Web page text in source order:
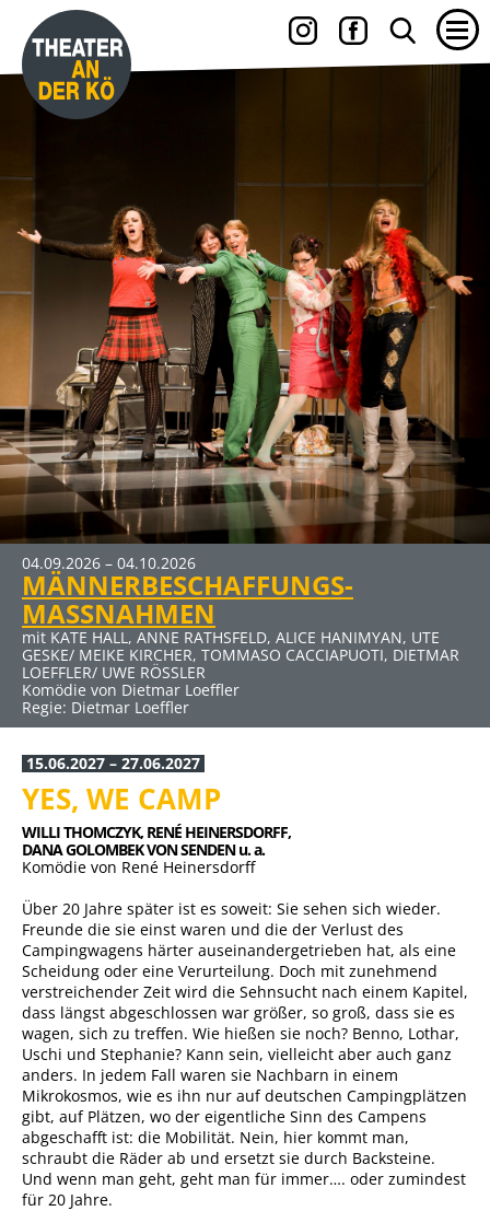
04.09.2026 – 04.10.2026
MÄNNERBESCHAFFUNGS-
MASSNAHMEN
mit KATE HALL, ANNE RATHSFELD, ALICE HANIMYAN, UTE
GESKE/ MEIKE KIRCHER, TOMMASO CACCIAPUOTI, DIETMAR
LOEFFLER/ UWE RÖSSLER
Komödie von Dietmar Loeffler
Regie: Dietmar Loeffler
09.10.2026 – 15.11.2026
DER RAUSCH
mit JENS HAJEK, RON SPIEẞ, DIRK EMMERT u. a.
Komödie von Thomas Vinterberg und Claus Flygare
27.11.2026 – 10.01.2027
ERBE GUT-ALLES GUT
mit HUGO EGON BALDER, RENÉ HEINERSDORFF u. a.
Komödie von René Heinersdorff
22.01.2027 – 07.03.2027
SCHUHE TASCHEN MÄNNER
mit BERNHARD BETTERMANN, NINA PETRI, ANDREAS PETRI
u. a.
Komödie von Stefan Vögel
Regie: Ute Willing
19.03.2027 – 25.04.2027
DER ABSCHIEDSBRIEF
mit MICHAELA MAY UND SIGMAR SOLBACH
Komödie von Audrey Schebat
30.04.2027 – 06.06.2027
ELTERNABEND
mit DUSTIN SEMMELROGGE, CECILIA MUELLER-STAHL, CLAUS
THULL-EMDEN u. a.
Kein Thriller (Auch wenn der Titel nach Horror klingt) von
Sebastian Fitzek für die Bühne bearbeitet von René
Heinersdorff
MEHR INFOS
Klicken Sie auf den Link für mehr Infos und Buchung
15.06. – 27.06.2027
YES, WE CAMP
mit WILLI THOMCZYK, DANA GOLOMBEK VON SENDEN, RENÉ
15.06.2027 – 27.06.2027
YES, WE CAMP
WILLI THOMCZYK, RENÉ HEINERSDORFF,
DANA GOLOMBEK VON SENDEN u. a.
Komödie von René Heinersdorff
Über 20 Jahre später ist es soweit: Sie sehen sich wieder.
Freunde die sie einst waren und die der Verlust des
Campingwagens härter auseinandergetrieben hat, als eine
Scheidung oder eine Verurteilung. Doch mit zunehmend
verstreichender Zeit wird die Sehnsucht nach einem Kapitel,
dass längst abgeschlossen war größer, so groß, dass sie es
wagen, sich zu treffen. Wie hießen sie noch? Benno, Lothar,
Uschi und Stephanie? Kann sein, vielleicht aber auch ganz
anders. In jedem Fall waren sie Nachbarn in einem
Mikrokosmos, wie es ihn nur auf deutschen Campingplätzen
gibt, auf Plätzen, wo der eigentliche Sinn des Campens
abgeschafft ist: die Mobilität. Nein, hier kommt man,
schraubt die Räder ab und ersetzt sie durch Backsteine.
Und wenn man geht, geht man für immer…. oder zumindest
für 20 Jahre.